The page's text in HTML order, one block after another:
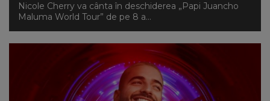
Nicole Cherry va cânta în deschiderea „Papi Juancho
Maluma World Tour” de pe 8 a...